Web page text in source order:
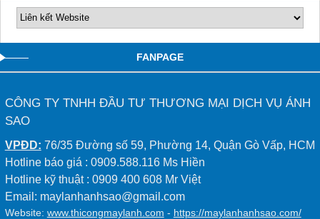
FANPAGE
CÔNG TY TNHH ĐẦU TƯ THƯƠNG MẠI DỊCH VỤ ÁNH
SAO
VPĐD: 76/35 Đường số 59, Phường 14, Quận Gò Vấp, HCM
Hotline báo giá : 0909.588.116 Ms Hiền
Hotline kỹ thuật : 0909 400 608 Mr Việt
Email: maylanhanhsao@gmail.com
Website: www.thicongmaylanh.com - https://maylanhanhsao.com/